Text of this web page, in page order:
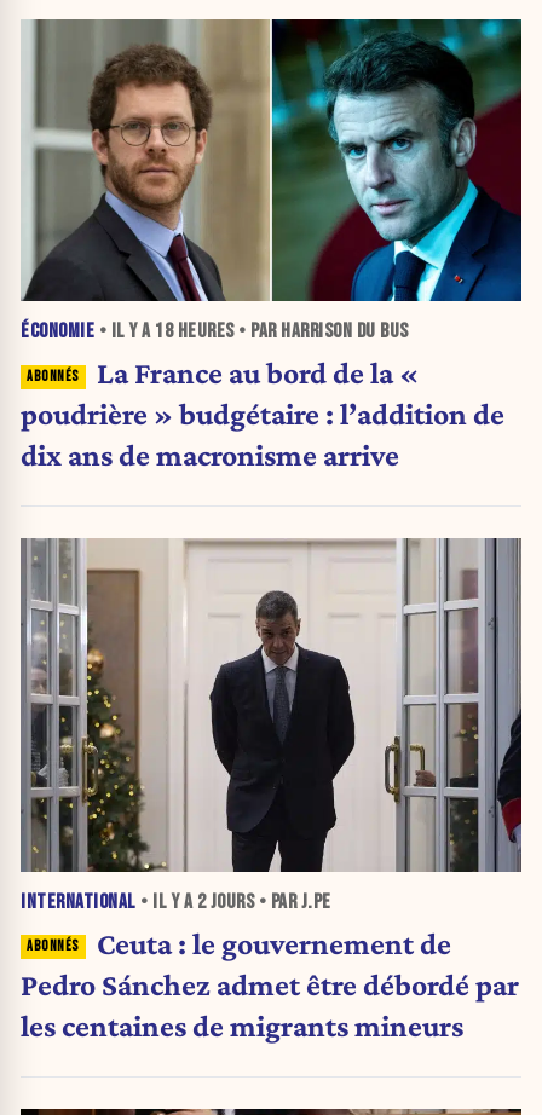
ÉCONOMIE • IL Y A 18 HEURES• PAR HARRISON DU BUS
La France au bord de la «
poudrière » budgétaire : l’addition de
dix ans de macronisme arrive
INTERNATIONAL • IL Y A 2 JOURS• PAR J.PE
Ceuta : le gouvernement de
Pedro Sánchez admet être débordé par
les centaines de migrants mineurs